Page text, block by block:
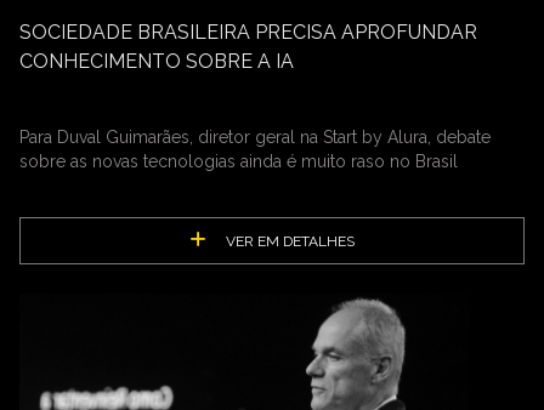
SOCIEDADE BRASILEIRA PRECISA APROFUNDAR
CONHECIMENTO SOBRE A IA
Para Duval Guimarães, diretor geral na Start by Alura, debate
sobre as novas tecnologias ainda é muito raso no Brasil
VER EM DETALHES